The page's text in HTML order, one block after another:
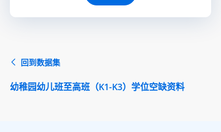
回到数据集
幼稚园幼儿班至高班（K1-K3）学位空缺资料